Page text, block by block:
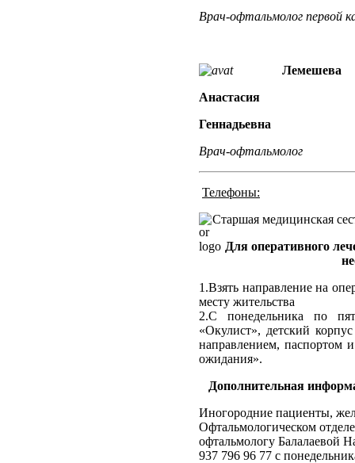
Врач-офтальмолог первой
Лемешева
Анастасия
Геннадьевна
Врач-офтальмолог
Телефоны:
Старшая медицинская
Для оперативного
1.Взять направление на
месту жительства
2.С понедельника по
«Окулист», детский
направлением,
ожидания».
Дополнительная
Иногородние пациенты,
Офтальмологическом
офтальмологу Балалаевой
937 796 96 77 с